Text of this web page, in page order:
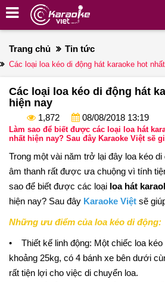
Trang chủ Tin tức
Các loại loa kéo di động hát karaoke hot
Các loại loa kéo di động hát
hiện nay
1,872 08/08/2018 13:19
Làm sao để biết được các loại loa hát
nhất hiện nay? Sau đây Karaoke Việt sẽ
Trong một vài năm trở lại đây loa kéo
âm thanh rất được ưa chuộng vì tính
sao để biết được các loại loa hát
hiện nay? Sau đây Karaoke Việt sẽ
Những ưu điểm của loa kéo di động:
• Thiết kế linh động: Một chiếc loa
khoảng 25kg, có 4 bánh xe bên dưới
rất tiện lợi cho việc di chuyển loa.